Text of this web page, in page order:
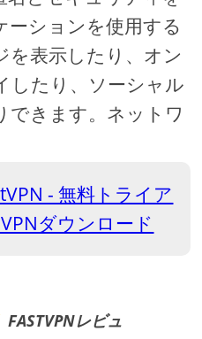
ーションを使用する
を表示したり、オン
したり、ソーシャル
できます。ネットワ
- 無料トライア
ダウンロード
FASTVPNレビュ